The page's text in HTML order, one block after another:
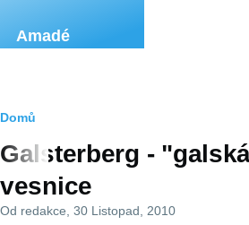
Amadé
Drobečková
navigace
Domů
Galsterberg -
vesnice
Od redakce , 30 Listopad, 2010